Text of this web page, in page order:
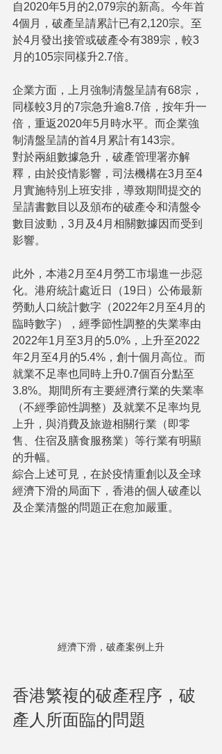
自2020年5月的2,079宗的新高。今年首
4個月，破產呈請累計已有2,120宗。至
於4月發出接管或破產令有389宗，較3
月的105宗同樣升2.7倍。
企業方面，上月強制清盤呈請有68宗，
同樣較3月的7宗急升逾8.7倍，按年升一
倍，重返2020年5月時水平。而企業強
制清盤呈請的首4月累計有143宗。
對於兩組數據急升，破產管理署亦解
釋，由於疫情影響，司法機構在3月至4
月實施特別上班安排，導致期間提交的
呈請書數目以及頒布的破產令和清盤令
數目波動，3月及4月相關數據因而受到
影響。
此外，本港2月至4月勞工市場進一步惡
化。港府統計處近日（19日）公佈最新
勞動人口統計數字（2022年2月至4月的
臨時數字），經季節性調整的失業率由
2022年1月至3月的5.0%，上升至2022
年2月至4月的5.4%，創十個月高位。而
就業不足率也同時上升0.7個百分點至
3.8%。期間所有主要經濟行業的失業率
（不經季節性調整）及就業不足率均見
上升，與消費及旅遊相關行業（即零
售、住宿及膳食服務業）等行業有明顯
的升幅。
綜合上述可見，在於疫情重創以及全球
經濟下滑的局面下，香港的個人破產以
及企業清盤的問題正在愈加嚴重。
經濟下滑，破產案例上升
香港繁複的破產程序，破
產人所面臨的問題